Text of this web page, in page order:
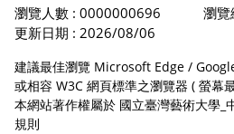
瀏覽人數 : 0000000696
瀏
更新日期 : 2026/08/06
建議最佳瀏覽 Microsoft Edge /
或相容 W3C 網頁標準之瀏覽器 ( 螢幕
本網站著作權屬於 國立臺灣藝術大學_
規則